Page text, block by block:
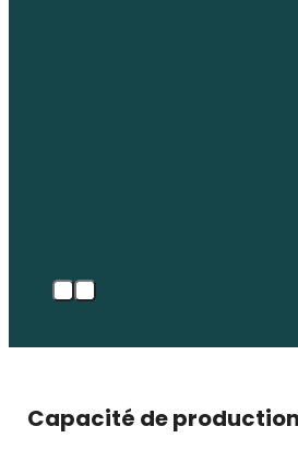
Capacité de